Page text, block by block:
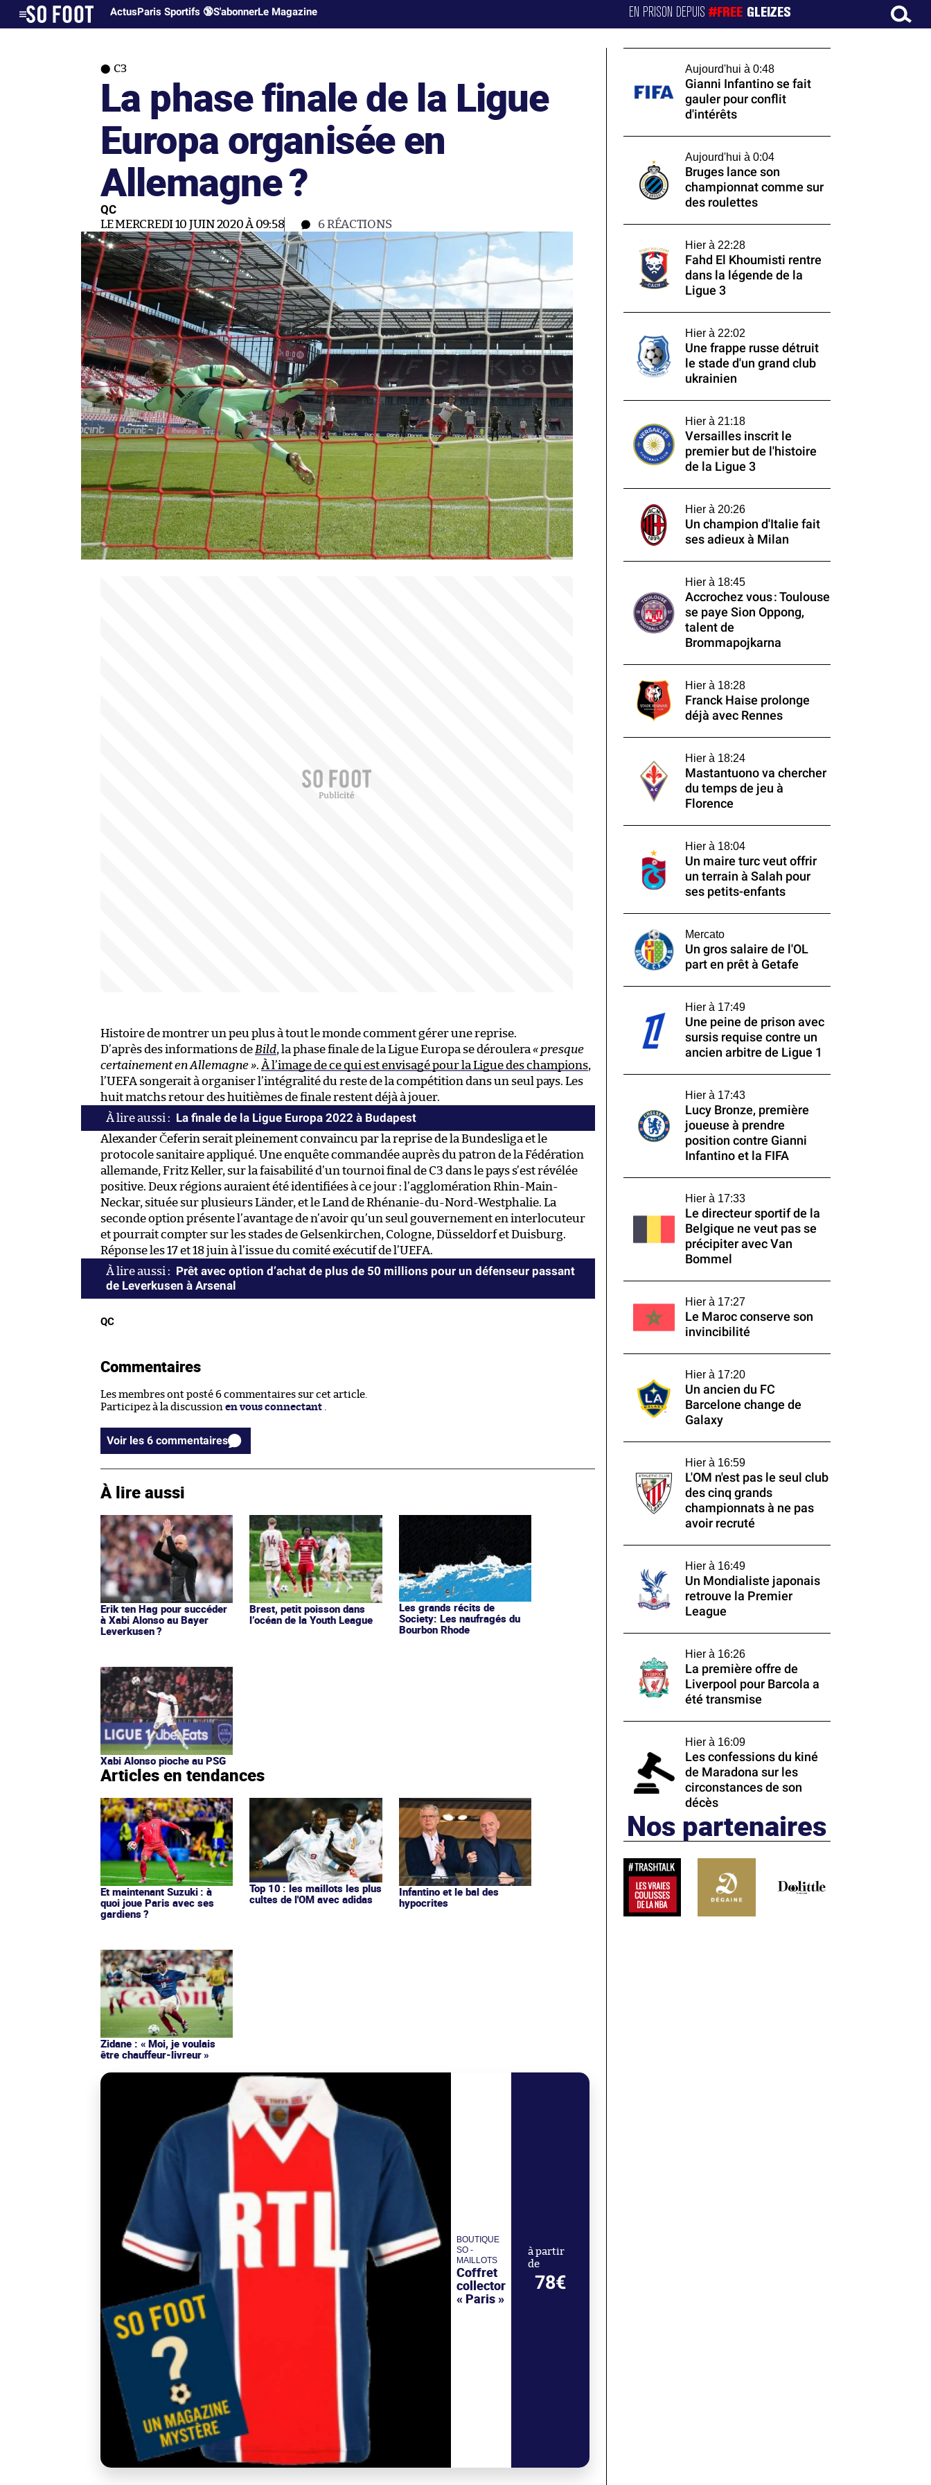
ActusParis Sportifs 🔞S'abonnerLe Magazine EN PRISON DEPUIS#FREE GLEIZES
C3
La phase finale de la Ligue
Europa organisée en
Allemagne ?
QC
LE MERCREDI 10 JUIN 2020 À 09:58 6RÉACTIONS
Histoire de montrer un peu plus à tout le monde comment gérer une reprise.
D’après des informations de Bild, la phase finale de la Ligue Europa se déroulera « presque
certainement en Allemagne ». À l’image de ce qui est envisagé pour la Ligue des champions,
l’UEFA songerait à organiser l’intégralité du reste de la compétition dans un seul pays. Les
huit matchs retour des huitièmes de finale restent déjà à jouer.
La finale de la Ligue Europa 2022 à Budapest
Alexander Čeferin serait pleinement convaincu par la reprise de la Bundesliga et le
protocole sanitaire appliqué. Une enquête commandée auprès du patron de la Fédération
allemande, Fritz Keller, sur la faisabilité d’un tournoi final de C3 dans le pays s’est révélée
positive. Deux régions auraient été identifiées à ce jour : l’agglomération Rhin-Main-
Neckar, située sur plusieurs Länder, et le Land de Rhénanie-du-Nord-Westphalie. La
seconde option présente l’avantage de n’avoir qu’un seul gouvernement en interlocuteur
et pourrait compter sur les stades de Gelsenkirchen, Cologne, Düsseldorf et Duisburg.
Réponse les 17 et 18 juin à l’issue du comité exécutif de l’UEFA.
Prêt avec option d’achat de plus de 50 millions pour un défenseur passant
de Leverkusen à Arsenal
QC
Commentaires
Les membres ont posté 6 commentaires sur cet article.
Participez à la discussion en vous connectant .
Voir les 6 commentaires
À lire aussi
Erik ten Hag pour succéder
à Xabi Alonso au Bayer
Leverkusen ?
Brest, petit poisson dans
l’océan de la Youth League
Les grands récits de
Society: Les naufragés du
Bourbon Rhode
Xabi Alonso pioche au PSG
Articles en tendances
Et maintenant Suzuki : à
quoi joue Paris avec ses
gardiens ?
Top 10 : les maillots les plus
cultes de l'OM avec adidas
Infantino et le bal des
hypocrites
Zidane : « Moi, je voulais
être chauffeur-livreur »
BOUTIQUE
SO -
MAILLOTS
Coffret
collector
« Paris »
à partir
de
78€
Aujourd'hui à 0:48
Gianni Infantino se fait
gauler pour conflit
d'intérêts
Aujourd'hui à 0:04
Bruges lance son
championnat comme sur
des roulettes
Hier à 22:28
Fahd El Khoumisti rentre
dans la légende de la
Ligue 3
Hier à 22:02
Une frappe russe détruit
le stade d'un grand club
ukrainien
Hier à 21:18
Versailles inscrit le
premier but de l'histoire
de la Ligue 3
Hier à 20:26
Un champion d'Italie fait
ses adieux à Milan
Hier à 18:45
Accrochez vous : Toulouse
se paye Sion Oppong,
talent de
Brommapojkarna
Hier à 18:28
Franck Haise prolonge
déjà avec Rennes
Hier à 18:24
Mastantuono va chercher
du temps de jeu à
Florence
Hier à 18:04
Un maire turc veut offrir
un terrain à Salah pour
ses petits-enfants
Mercato
Un gros salaire de l'OL
part en prêt à Getafe
Hier à 17:49
Une peine de prison avec
sursis requise contre un
ancien arbitre de Ligue 1
Hier à 17:43
Lucy Bronze, première
joueuse à prendre
position contre Gianni
Infantino et la FIFA
Hier à 17:33
Le directeur sportif de la
Belgique ne veut pas se
précipiter avec Van
Bommel
Hier à 17:27
Le Maroc conserve son
invincibilité
Hier à 17:20
Un ancien du FC
Barcelone change de
Galaxy
Hier à 16:59
L'OM n'est pas le seul club
des cinq grands
championnats à ne pas
avoir recruté
Hier à 16:49
Un Mondialiste japonais
retrouve la Premier
League
Hier à 16:26
La première offre de
Liverpool pour Barcola a
été transmise
Hier à 16:09
Les confessions du kiné
de Maradona sur les
circonstances de son
décès
Nos partenaires